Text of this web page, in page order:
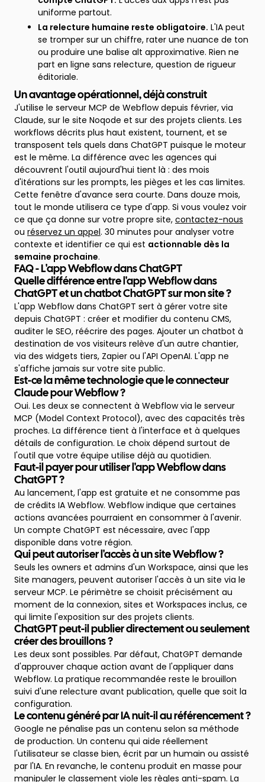
uniforme partout.
La relecture humaine reste obligatoire. L'IA peut
se tromper sur un chiffre, rater une nuance de ton
ou produire une balise alt approximative. Rien ne
part en ligne sans relecture, question de rigueur
éditoriale.
Un avantage opérationnel, déjà construit
J'utilise le serveur MCP de Webflow depuis février, via
Claude, sur le site Noqode et sur des projets clients. Les
workflows décrits plus haut existent, tournent, et se
transposent tels quels dans ChatGPT puisque le moteur
est le même. La différence avec les agences qui
découvrent l'outil aujourd'hui tient là : des mois
d'itérations sur les prompts, les pièges et les cas limites.
Cette fenêtre d'avance sera courte. Dans douze mois,
tout le monde utilisera ce type d'app. Si vous voulez voir
ce que ça donne sur votre propre site, contactez-nous
ou réservez un appel. 30 minutes pour analyser votre
contexte et identifier ce qui est actionnable dès la
semaine prochaine.
FAQ - L'app Webflow dans ChatGPT
Quelle différence entre l'app Webflow dans
ChatGPT et un chatbot ChatGPT sur mon site ?
L'app Webflow dans ChatGPT sert à gérer votre site
depuis ChatGPT : créer et modifier du contenu CMS,
auditer le SEO, réécrire des pages. Ajouter un chatbot à
destination de vos visiteurs relève d'un autre chantier,
via des widgets tiers, Zapier ou l'API OpenAI. L'app ne
s'affiche jamais sur votre site public.
Est-ce la même technologie que le connecteur
Claude pour Webflow ?
Oui. Les deux se connectent à Webflow via le serveur
MCP (Model Context Protocol), avec des capacités très
proches. La différence tient à l'interface et à quelques
détails de configuration. Le choix dépend surtout de
l'outil que votre équipe utilise déjà au quotidien.
Faut-il payer pour utiliser l'app Webflow dans
ChatGPT ?
Au lancement, l'app est gratuite et ne consomme pas
de crédits IA Webflow. Webflow indique que certaines
actions avancées pourraient en consommer à l'avenir.
Un compte ChatGPT est nécessaire, avec l'app
disponible dans votre région.
Qui peut autoriser l'accès à un site Webflow ?
Seuls les owners et admins d'un Workspace, ainsi que les
Site managers, peuvent autoriser l'accès à un site via le
serveur MCP. Le périmètre se choisit précisément au
moment de la connexion, sites et Workspaces inclus, ce
qui limite l'exposition sur des projets clients.
ChatGPT peut-il publier directement ou seulement
créer des brouillons ?
Les deux sont possibles. Par défaut, ChatGPT demande
d'approuver chaque action avant de l'appliquer dans
Webflow. La pratique recommandée reste le brouillon
suivi d'une relecture avant publication, quelle que soit la
configuration.
Le contenu généré par IA nuit-il au référencement ?
Google ne pénalise pas un contenu selon sa méthode
de production. Un contenu qui aide réellement
l'utilisateur se classe bien, écrit par un humain ou assisté
par l'IA. En revanche, le contenu produit en masse pour
manipuler le classement viole les règles anti-spam. La